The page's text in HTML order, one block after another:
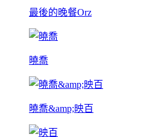
最後的晚餐Orz
曉喬
曉喬&amp;映百